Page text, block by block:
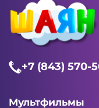
+7 (843) 570-
Мультфильмы